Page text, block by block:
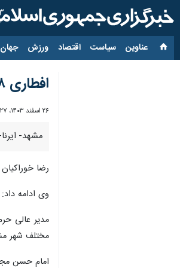
عناوین‌ سیاست اقتصاد ورزش جهان
افطاری ۳۸ هزار نفری حرم مطهر رضوی در شب میلاد امام مجتبی(ع)
۲۶ اسفند ۱۴۰۳، ۱۱:۲۷